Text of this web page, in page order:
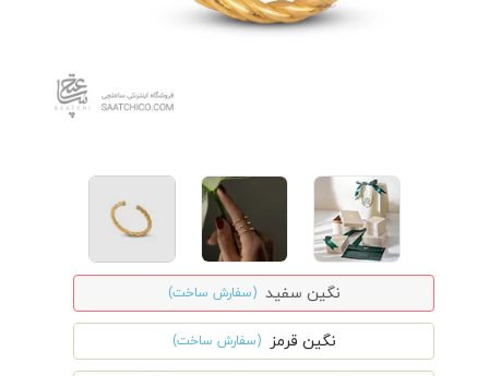
نگین سفید (سفارش ساخت)
نگین قرمز (سفارش ساخت)